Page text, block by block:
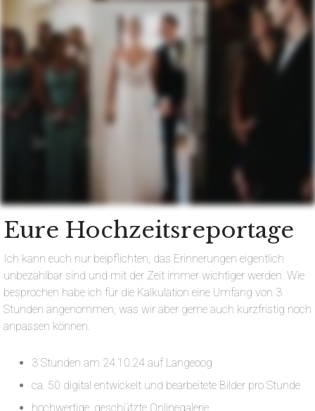
Eure Hochzeitsreportage
Ich kann euch nur beipflichten, das Erinnerungen eigentlich
unbezahlbar sind und mit der Zeit immer wichtiger werden. Wie
besprochen habe ich für die Kalkulation eine Umfang von 3
Stunden angenommen, was wir aber gerne auch kurzfristig noch
anpassen können.
3 Stunden am 24.10.24 auf Langeoog
ca. 50 digital entwickelt und bearbeitete Bilder pro Stunde
hochwertige, geschützte Onlinegalerie